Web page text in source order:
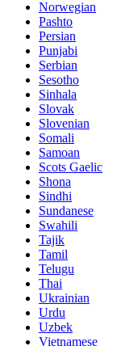
Norwegian
Pashto
Persian
Punjabi
Serbian
Sesotho
Sinhala
Slovak
Slovenian
Somali
Samoan
Scots Gaelic
Shona
Sindhi
Sundanese
Swahili
Tajik
Tamil
Telugu
Thai
Ukrainian
Urdu
Uzbek
Vietnamese